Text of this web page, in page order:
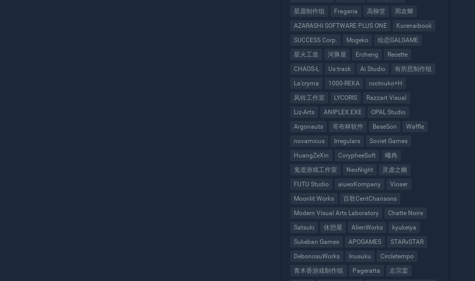
星愿制作组
Fragaria 高柳堂
周农卿
AZARASHI SOFTWARE PLUS ONE
Kurenaibook
SUCCESS Corp.
Mogeko
绘恋GALGAME
星火工造
河豚屋 Ercheng
Recette
CHAOS-L
Us:track Ai Studio
有所思制作组
La’cryma
1000-REKA
rootnuko+H
风铃工作室
LYCORIS
Razzart Visual
Liz-Arts
ANIPLEX.EXE
OPAL Studio
Argonauts
哥布林软件 BaseSon
Waffle
novamicus
Irregulars
Soviet Games
HuangZeXin
CorypheeSoft
曦冉
鬼道游戏工作室
NeoNight
灵虚之幽
FUTU Studio
aiueoKompany
Vioser
Moonlit Works
百歌CentChansons
Modern Visual Arts Laboratory
Chatte Noire
Satsuki
休憩屋 AlienWorks
kyukeiya
Sukeban Games
APOGAMES
STARxSTAR
DebonosuWorks
Inusuku
Circletempo
青木香游戏制作组
Pageratta
左宗棠